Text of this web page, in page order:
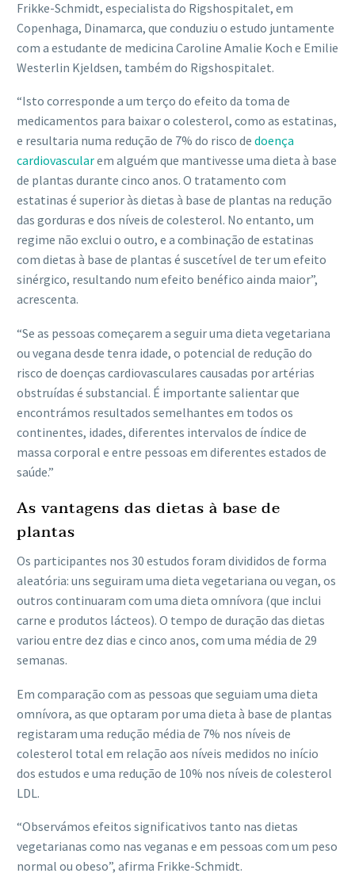
Frikke-Schmidt, especialista do Rigshospitalet, em
Copenhaga, Dinamarca, que conduziu o estudo juntamente
com a estudante de medicina Caroline Amalie Koch e Emilie
Westerlin Kjeldsen, também do Rigshospitalet.
“Isto corresponde a um terço do efeito da toma de
medicamentos para baixar o colesterol, como as estatinas,
e resultaria numa redução de 7% do risco de doença
cardiovascularem alguém que mantivesse uma dieta à base
de plantas durante cinco anos. O tratamento com
estatinas é superior às dietas à base de plantas na redução
das gorduras e dos níveis de colesterol. No entanto, um
regime não exclui o outro, e a combinação de estatinas
com dietas à base de plantas é suscetível de ter um efeito
sinérgico, resultando num efeito benéfico ainda maior”,
acrescenta.
“Se as pessoas começarem a seguir uma dieta vegetariana
ou vegana desde tenra idade, o potencial de redução do
risco de doenças cardiovasculares causadas por artérias
obstruídas é substancial. É importante salientar que
encontrámos resultados semelhantes em todos os
continentes, idades, diferentes intervalos de índice de
massa corporal e entre pessoas em diferentes estados de
saúde.”
As vantagens das dietas à base de
plantas
Os participantes nos 30 estudos foram divididos de forma
aleatória: uns seguiram uma dieta vegetariana ou vegan, os
outros continuaram com uma dieta omnívora (que inclui
carne e produtos lácteos). O tempo de duração das dietas
variou entre dez dias e cinco anos, com uma média de 29
semanas.
Em comparação com as pessoas que seguiam uma dieta
omnívora, as que optaram por uma dieta à base de plantas
registaram uma redução média de 7% nos níveis de
colesterol total em relação aos níveis medidos no início
dos estudos e uma redução de 10% nos níveis de colesterol
LDL.
“Observámos efeitos significativos tanto nas dietas
vegetarianas como nas veganas e em pessoas com um peso
normal ou obeso”, afirma Frikke-Schmidt.